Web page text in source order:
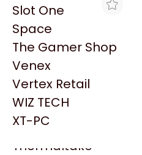
Redragon
Samsung
Sandisk
Sapphire
Seagate
Sentey
Solarmax
Thermaltake
Slot One
Space
The Gamer Shop
Venex
Vertex Retail
WIZ TECH
XT-PC
SPACE
NINTENDO SUPER MARIO
IN BELLABEL PARK
$157.000